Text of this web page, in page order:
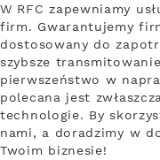
W RFC zapewniamy
firm. Gwarantujemy
dostosowany do
szybsze
pierwszeństwo w
polecana jest
technologie. By
nami, a doradzimy w
Twoim biznesie!